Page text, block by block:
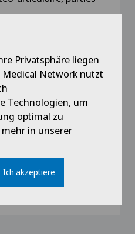
Faculté de
Privatsphäre liegen
Medical Network nutzt
Technologien, um
optimal zu
in unserer
Ich akzeptiere